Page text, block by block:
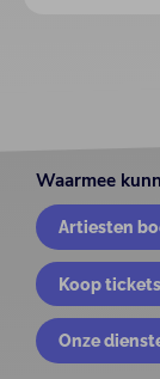
Waarmee
Artiesten
Koop tickets
Onze